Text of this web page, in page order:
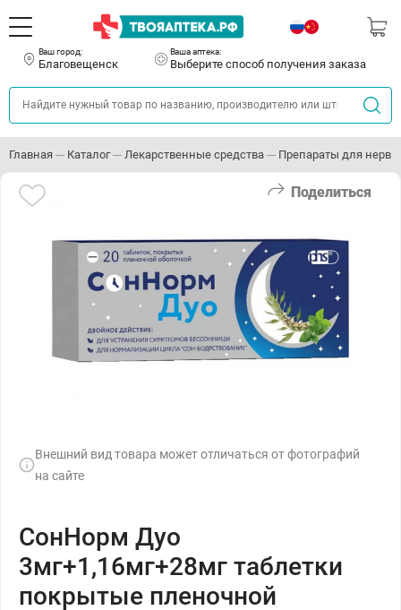
Ваш город:
Благовещенск
Ваша аптека:
Выберите способ получения заказа
Главная Каталог Лекарственные средства Препараты для
Поделиться
Внешний вид товара может отличаться от фотографий
на сайте
СонНорм Дуо
3мг+1,16мг+28мг таблетки
покрытые пленочной